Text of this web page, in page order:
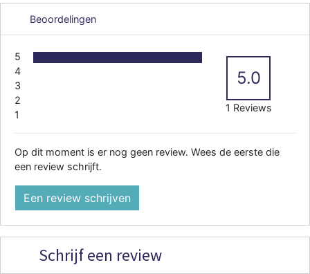
Beoordelingen
5
4
3
2
1
5.0
1 Reviews
Op dit moment is er nog geen review. Wees de eerste die
een review schrijft.
Een review schrijven
Schrijf een review